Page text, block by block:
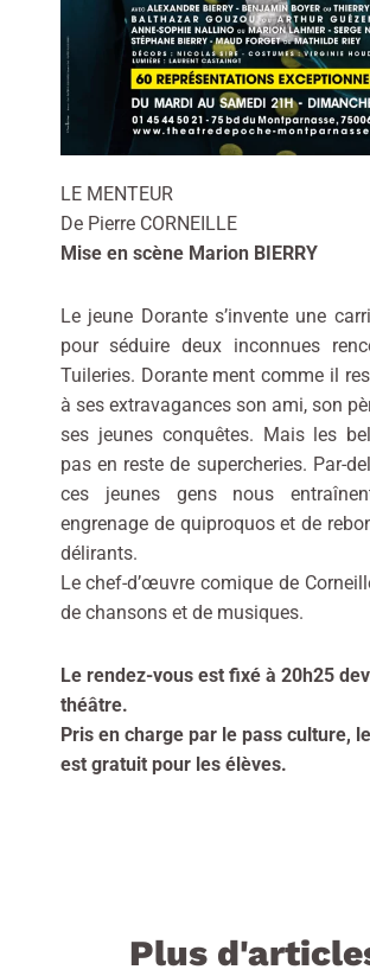
LE MENTEUR
De Pierre CORNEILLE
Mise en scène Marion BIERRY
Le jeune Dorante s’invente une
pour séduire deux inconnues
Tuileries. Dorante ment comme il
à ses extravagances son ami, son
ses jeunes conquêtes. Mais les
pas en reste de supercheries. Par-
ces jeunes gens nous
engrenage de quiproquos et de
délirants.
Le chef-d’œuvre comique de
de chansons et de musiques.
Le rendez-vous est fixé à 20h25
théâtre.
Pris en charge par le pass culture,
est gratuit pour les élèves.
Plus